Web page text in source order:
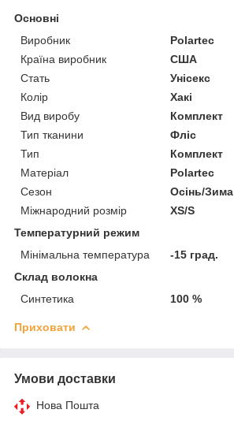
Основні
Виробник
Polartec
Країна виробник
США
Стать
Унісекс
Колір
Хакі
Вид виробу
Комплект
Тип тканини
Фліс
Тип
Комплект
Матеріал
Polartec
Сезон
Осінь/Зима
Міжнародний розмір
XS/S
Температурний режим
Мінімальна температура
-15 град.
Склад волокна
Синтетика
100 %
Приховати
Умови доставки
Нова Пошта